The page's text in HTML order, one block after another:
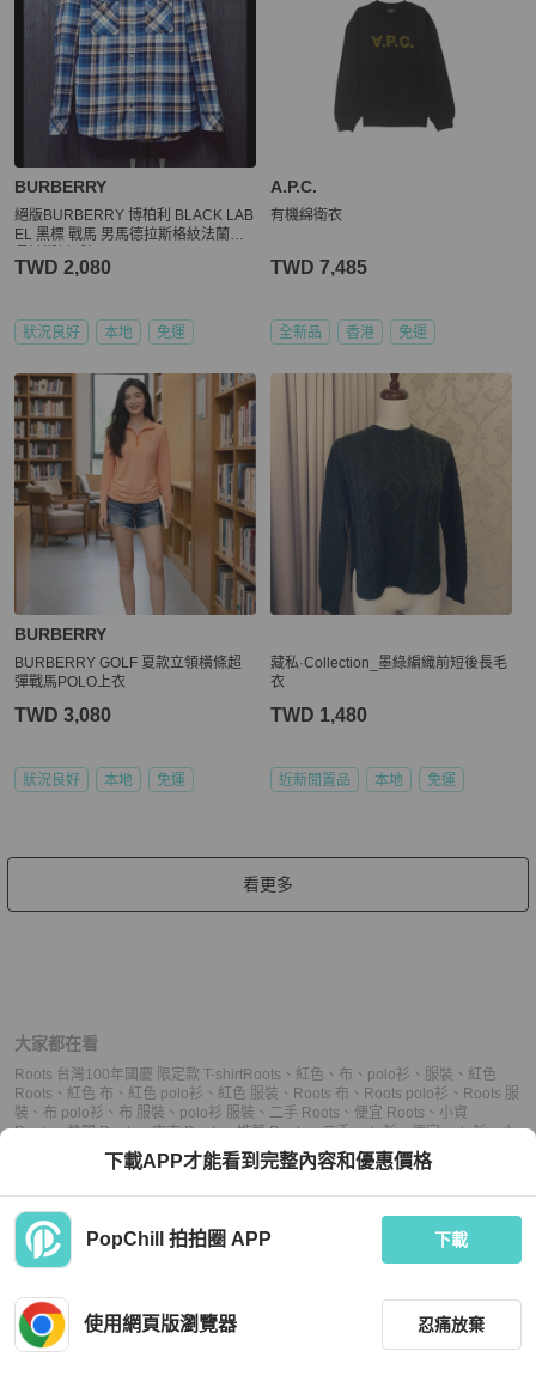
BURBERRY
絕版BURBERRY 博柏利 BLACK LAB
EL 黑標 戰馬 男馬德拉斯格紋法蘭絨
TWD 2,080
狀況良好 本地 免運
A.P.C.
有機綿衛衣
TWD 7,485
全新品 香港 免運
BURBERRY
BURBERRY GOLF 夏款立領橫條超
彈戰馬POLO上衣
TWD 3,080
狀況良好 本地 免運
藏私·Collection_墨綠編織前短後長毛
衣
TWD 1,480
近新閒置品 本地 免運
看更多
大家都在看
Roots 台灣100年國慶 限定款 T-shirtRoots 、 紅色 、 布 、 polo衫 、 服裝 、 紅色
Roots 、 紅色 布 、 紅色 polo衫 、 紅色 服裝 、 Roots 布 、 Roots polo衫 、 Roots 服
裝 、 布 polo衫 、 布 服裝 、 polo衫 服裝 、 二手 Roots 、 便宜 Roots 、 小資
Roots、熱門 Roots、中古 Roots、推薦 Roots、二手 polo衫、便宜 polo衫、小
熱門 polo衫、中古 polo衫、推薦 polo衫、二手 服裝、
熱門 服裝 、 中古 服裝、推薦 服裝
下載APP才能看到完整內容和優惠價格
PopChill 拍拍圈 APP 下載
使用網頁版瀏覽器 忍痛放棄